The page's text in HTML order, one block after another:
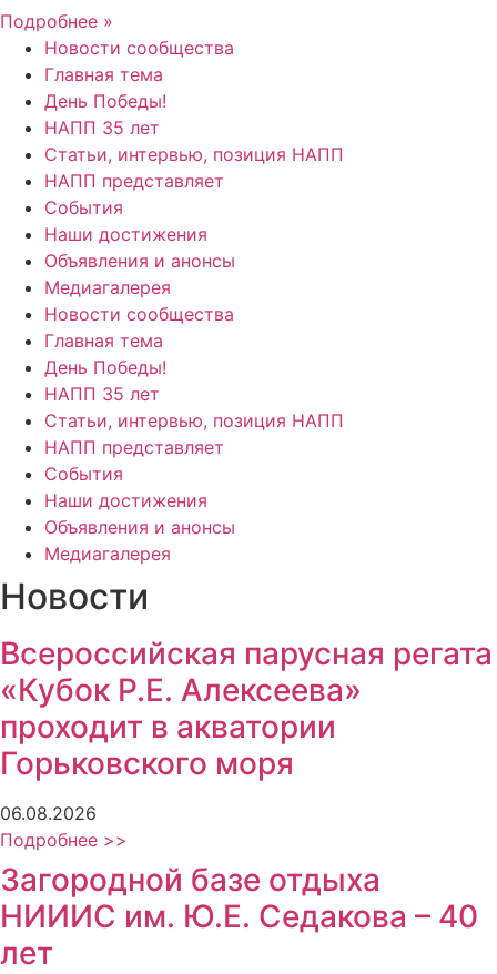
Подробнее »
Новости сообщества
Главная тема
День Победы!
НАПП 35 лет
Статьи, интервью, позиция НАПП
НАПП представляет
События
Наши достижения
Объявления и анонсы
Медиагалерея
Новости сообщества
Главная тема
День Победы!
НАПП 35 лет
Статьи, интервью, позиция НАПП
НАПП представляет
События
Наши достижения
Объявления и анонсы
Медиагалерея
Новости
Всероссийская парусная регата
«Кубок Р.Е. Алексеева»
проходит в акватории
Горьковского моря
06.08.2026
Подробнее >>
Загородной базе отдыха
НИИИС им. Ю.Е. Седакова – 40
лет